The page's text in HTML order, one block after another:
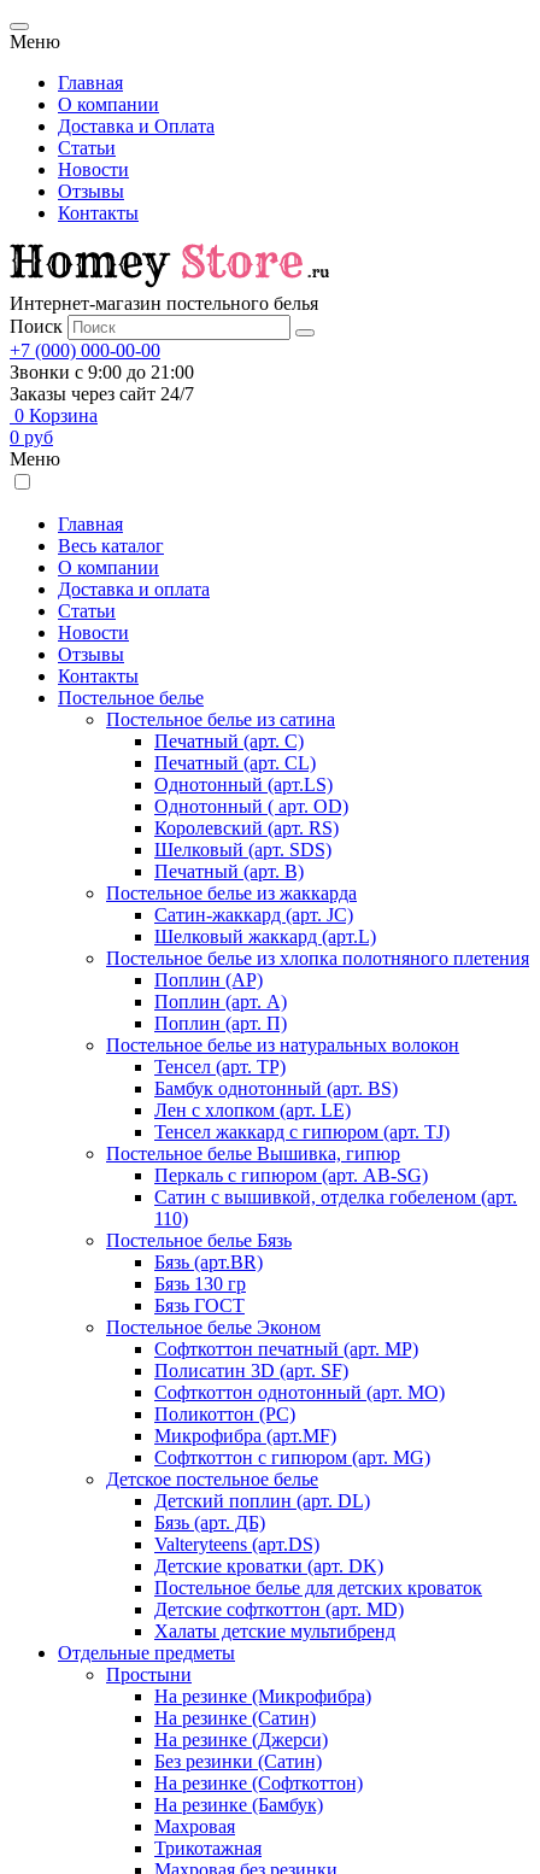
Меню
Главная
О компании
Доставка и Оплата
Статьи
Новости
Отзывы
Контакты
Интернет-магазин постельного белья
Поиск
+7 (000) 000-00-00
Звонки с 9:00 до 21:00
Заказы через сайт 24/7
0 Корзина
0 руб
Меню
Главная
Весь каталог
О компании
Доставка и оплата
Статьи
Новости
Отзывы
Контакты
Постельное белье
Постельное белье из сатина
Печатный (арт. С)
Печатный (арт. СL)
Однотонный (арт.LS)
Однотонный ( арт. OD)
Королевский (арт. RS)
Шелковый (арт. SDS)
Печатный (арт. В)
Постельное белье из жаккарда
Сатин-жаккард (арт. JC)
Шелковый жаккард (арт.L)
Постельное белье из хлопка полотняного плетения
Поплин (AP)
Поплин (арт. А)
Поплин (арт. П)
Постельное белье из натуральных волокон
Тенсел (арт. ТР)
Бамбук однотонный (арт. BS)
Лен с хлопком (арт. LE)
Тенсел жаккард с гипюром (арт. TJ)
Постельное белье Вышивка, гипюр
Перкаль с гипюром (арт. AB-SG)
Сатин с вышивкой, отделка гобеленом (арт.
110)
Постельное белье Бязь
Бязь (арт.BR)
Бязь 130 гр
Бязь ГОСТ
Постельное белье Эконом
Софткоттон печатный (арт. MР)
Полисатин 3D (арт. SF)
Софткоттон однотонный (арт. MO)
Поликоттон (PC)
Микрофибра (арт.MF)
Софткоттон с гипюром (арт. MG)
Детское постельное белье
Детский поплин (арт. DL)
Бязь (арт. ДБ)
Valteryteens (арт.DS)
Детские кроватки (арт. DK)
Постельное белье для детских кроваток
Детские софткоттон (арт. MD)
Халаты детские мультибренд
Отдельные предметы
Простыни
На резинке (Микрофибра)
На резинке (Сатин)
На резинке (Джерси)
Без резинки (Сатин)
На резинке (Софткоттон)
На резинке (Бамбук)
Махровая
Трикотажная
Махровая без резинки